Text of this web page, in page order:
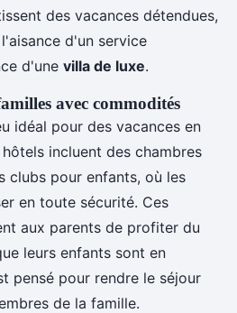
des vacances détendues,
d'un service
d'une villa de luxe.
avec commodités
idéal pour des vacances en
incluent des chambres
clubs pour enfants, où les
en toute sécurité. Ces
aux parents de profiter du
leurs enfants sont en
pensé pour rendre le séjour
de la famille.